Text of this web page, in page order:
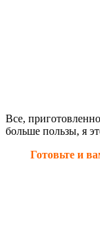
Все,
больше пользы, я
Готовьте и